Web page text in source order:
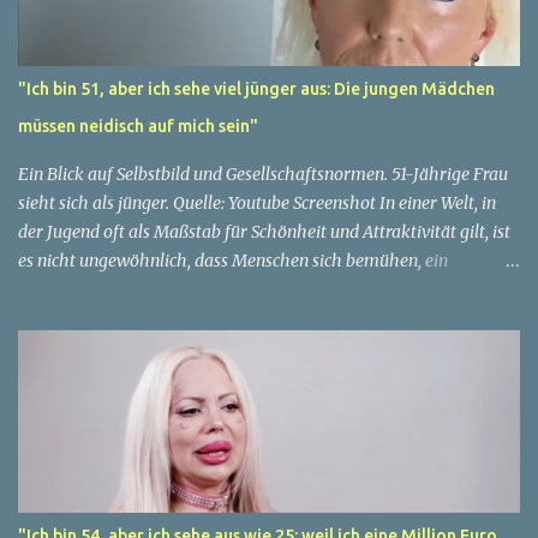
"Ich bin 51, aber ich sehe viel jünger aus: Die jungen Mädchen
müssen neidisch auf mich sein"
Ein Blick auf Selbstbild und Gesellschaftsnormen. 51-Jährige Frau
sieht sich als jünger. Quelle: Youtube Screenshot In einer Welt, in
der Jugend oft als Maßstab für Schönheit und Attraktivität gilt, ist
es nicht ungewöhnlich, dass Menschen sich bemühen, ein
es tut? Treten dann Selbstbild und Realität in Konflikt? Ein
faszinierendes Beispiel für diese Diskrepanz ist die Geschichte
einer 51-jährigen Frau, deren Überzeugung von ihrem Aussehen
sie dazu bringt, sich jünger zu fühlen, als die Gesellschaft sie
wahrnimmt. Diese Frau, deren Name aus Datenschutzgründen
anonym bleibt, erzählt von ihrem Leben und ihren Gedanken über
das Altern. "Ich fühle mich nicht wie 51", sagt sie mit einem